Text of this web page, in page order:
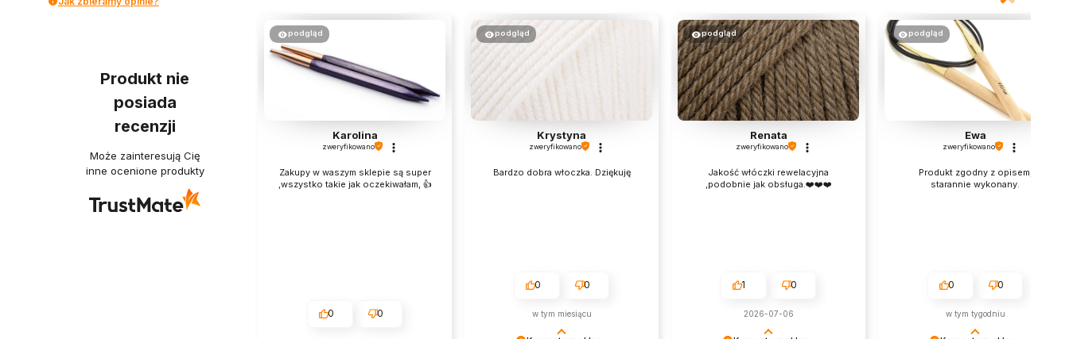
Produkt nie
posiada
recenzji
Może zainteresują Cię
inne ocenione produkty
podgląd
Karolina
zweryfikowano
Zakupy w waszym sklepie są super
,wszystko takie jak oczekiwałam, 👍️
0 0
podgląd
Krystyna
zweryfikowano
Bardzo dobra włoczka. Dziękuję
0 0
w tym miesiącu
podgląd
Renata
zweryfikowano
Jakość włóczki rewelacyjna
,podobnie jak obsługa.❤️❤️❤️
1 0
2026-07-06
podgląd
Ewa
zweryfikowano
Produkt zgodny z opisem,
starannie wykonany.
0 0
w tym tygodniu